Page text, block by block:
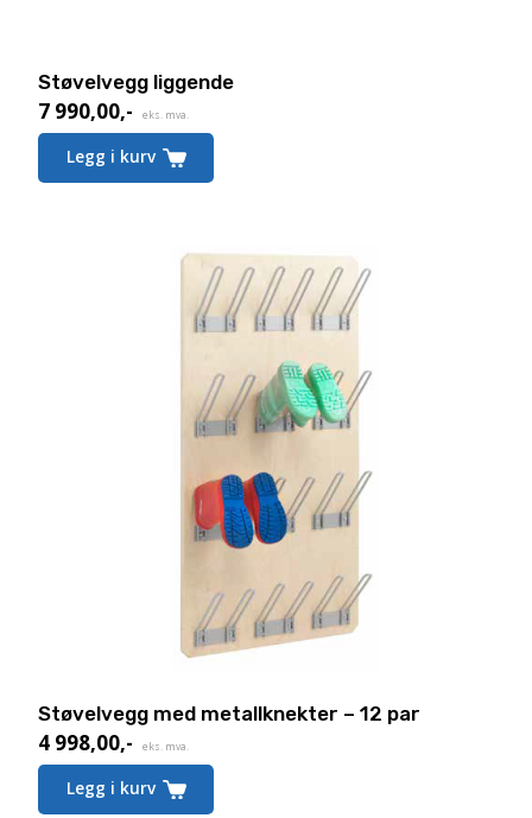
Støvelvegg liggende
7 990,00,- eks. mva.
Legg i kurv
Støvelvegg med metallknekter – 12 par
4 998,00,- eks. mva.
Legg i kurv